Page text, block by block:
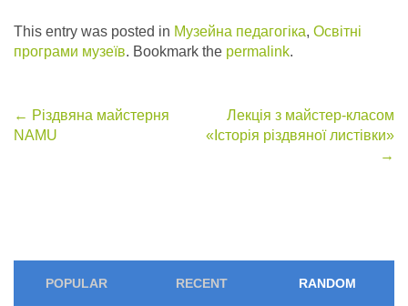
This entry was posted in Музейна педагогіка, Освітні
програми музеїв. Bookmark the permalink.
Post
← Різдвяна майстерня
NAMU
Лекція з майстер-класом
«Історія різдвяної листівки»
→
POPULAR RECENT RANDOM